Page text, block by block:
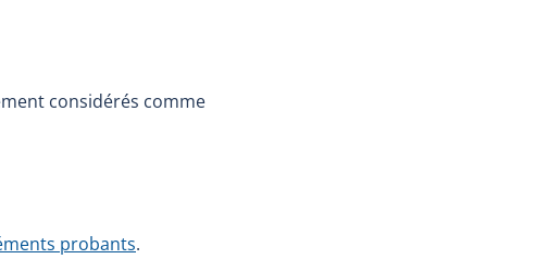
considérés comme
probants.